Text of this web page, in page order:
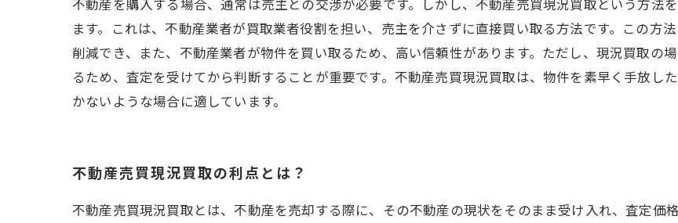
不動産を購入する場合、通常は売主との交渉が必要です。しかし、不動産売買現況買取という方法
ます。これは、不動産業者が買取業者役割を担い、売主を介さずに直接買い取る方法です。この方
削減でき、また、不動産業者が物件を買い取るため、高い信頼性があります。ただし、現況買取の
るため、査定を受けてから判断することが重要です。不動産売買現況買取は、物件を素早く手放し
かないような場合に適しています。
不動産売買現況買取の利点とは？
不動産売買現況買取とは、不動産を売却する際に、その不動産の現状をそのまま受け入れ、査定価